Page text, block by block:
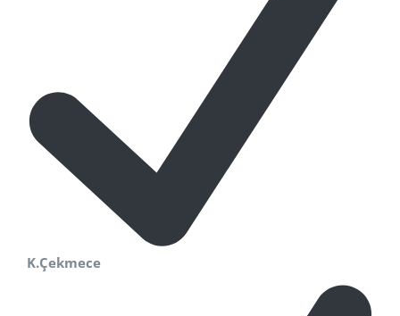
K.Çekmece